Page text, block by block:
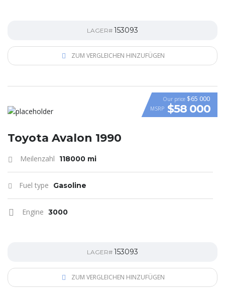
LAGER# 153093
ZUM VERGLEICHEN HINZUFÜGEN
VIDEO
Our price $65 000
MSRP $58 000
Toyota Avalon 1990
Meilenzahl 118000 mi
Fuel type Gasoline
Engine 3000
LAGER# 153093
ZUM VERGLEICHEN HINZUFÜGEN